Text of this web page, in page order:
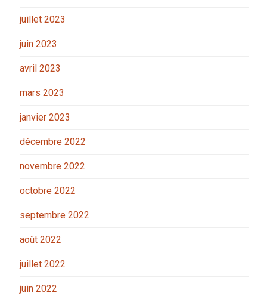
juillet 2023
juin 2023
avril 2023
mars 2023
janvier 2023
décembre 2022
novembre 2022
octobre 2022
septembre 2022
août 2022
juillet 2022
juin 2022